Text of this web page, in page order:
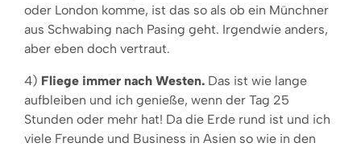
oder London komme, ist das so als ob ein Münchner
aus Schwabing nach Pasing geht. Irgendwie anders,
aber eben doch vertraut.
4) Fliege immer nach Westen. Das ist wie lange
aufbleiben und ich genieße, wenn der Tag 25
Stunden oder mehr hat! Da die Erde rund ist und ich
viele Freunde und Business in Asien so wie in den